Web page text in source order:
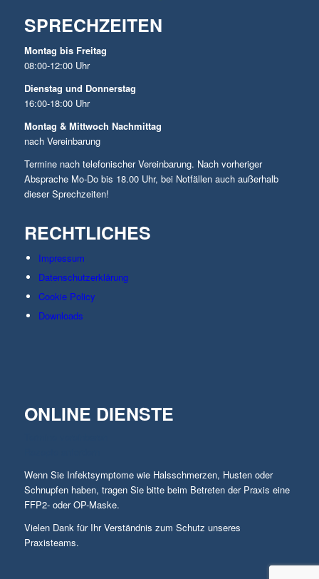
SPRECHZEITEN
Montag bis Freitag
08:00-12:00 Uhr
Dienstag und Donnerstag
16:00-18:00 Uhr
Montag & Mittwoch Nachmittag
nach Vereinbarung
Termine nach telefonischer Vereinbarung. Nach vorheriger
Absprache Mo-Do bis 18.00 Uhr, bei Notfällen auch außerhalb
dieser Sprechzeiten!
RECHTLICHES
Impressum
Datenschutzerklärung
Cookie Policy
Downloads
ONLINE DIENSTE
Wenn Sie Infektsymptome wie Halsschmerzen, Husten oder
Schnupfen haben, tragen Sie bitte beim Betreten der Praxis eine
FFP2- oder OP-Maske.
Vielen Dank für Ihr Verständnis zum Schutz unseres
Praxisteams.